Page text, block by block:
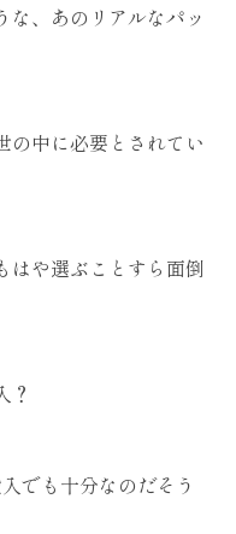
な、あのリアルなパッ
の中に必要とされてい
はや選ぶことすら面倒
？
でも十分なのだそう